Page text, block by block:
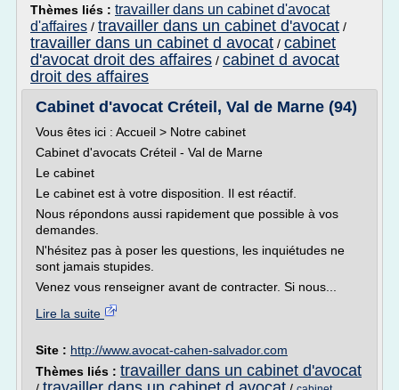
Thèmes liés : travailler dans un cabinet d'avocat
d'affaires / travailler dans un cabinet d'avocat /
travailler dans un cabinet d avocat / cabinet
d'avocat droit des affaires / cabinet d avocat
droit des affaires
Cabinet d'avocat Créteil, Val de Marne (94)
Vous êtes ici : Accueil > Notre cabinet
Cabinet d'avocats Créteil - Val de Marne
Le cabinet
Le cabinet est à votre disposition. Il est réactif.
Nous répondons aussi rapidement que possible à vos
demandes.
N'hésitez pas à poser les questions, les inquiétudes ne
sont jamais stupides.
Venez vous renseigner avant de contracter. Si nous...
Lire la suite
Site : http://www.avocat-cahen-salvador.com
Thèmes liés : travailler dans un cabinet d'avocat